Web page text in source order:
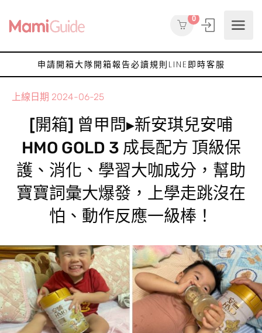
0
申請開箱大隊開箱報告必讀規則 LINE即時客服
上線日期 2024-06-25
[開箱] 曾甲問▸新安琪兒安哺
HMO GOLD 3 成長配方 頂級保
護、消化、學習大咖成分，幫助
寶寶詞彙大爆發，上學走跳沒在
怕、動作反應一級棒！